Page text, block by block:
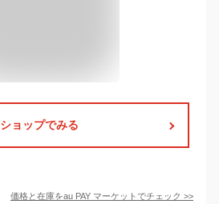
ショップでみる
価格と在庫をau PAY マーケット でチェック >>